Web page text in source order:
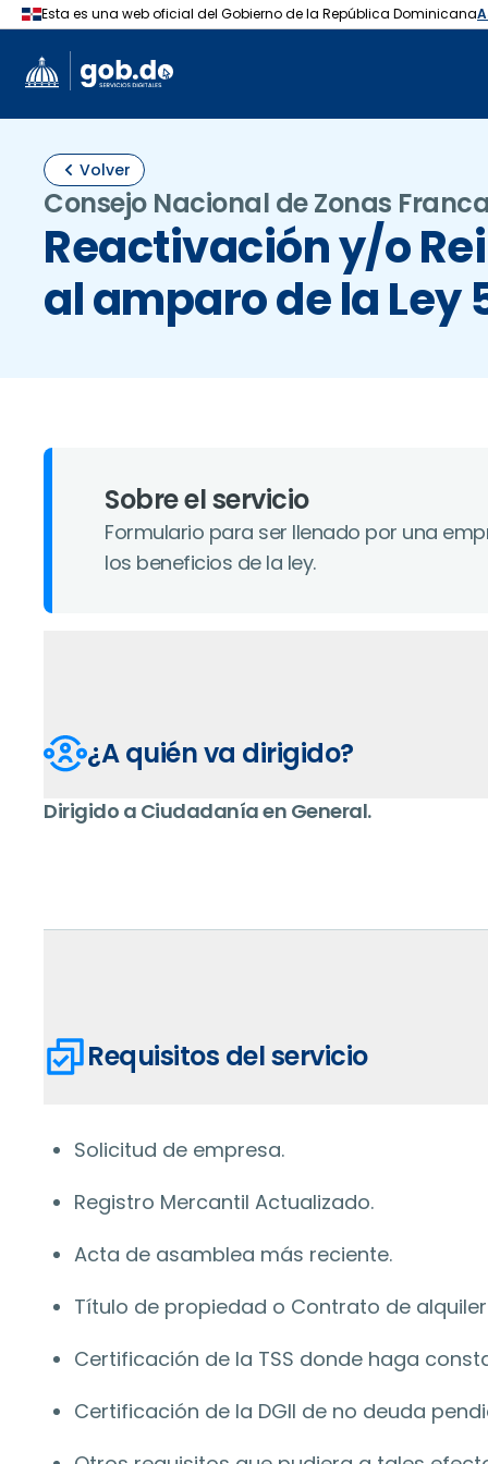
Volver
Consejo Nacional de Zonas
Reactivación y/o
al amparo de la Ley
Sobre el servicio
Formulario para ser llenado por una
los beneficios de la ley.
¿A quién va dirigido?
Dirigido a Ciudadanía en General.
Requisitos del servicio
Solicitud de empresa.
Registro Mercantil Actualizado.
Acta de asamblea más reciente.
Título de propiedad o Contrato de
Certificación de la TSS donde haga
Certificación de la DGII de no deuda